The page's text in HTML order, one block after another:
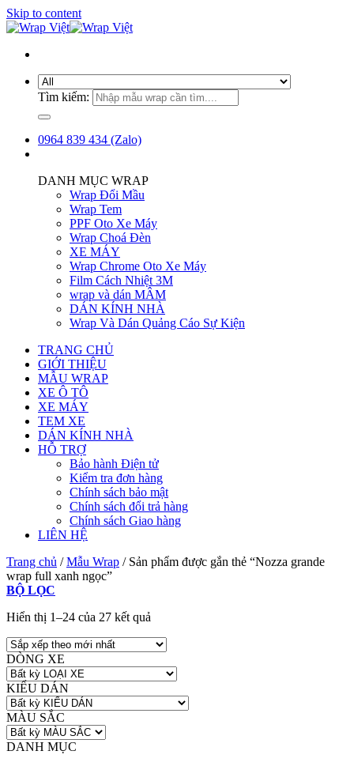
Skip to content
Tìm kiếm:
0964 839 434 (Zalo)
DANH MỤC WRAP
Wrap Đổi Mầu
Wrap Tem
PPF Oto Xe Máy
Wrap Choá Đèn
XE MÁY
Wrap Chrome Oto Xe Máy
Film Cách Nhiệt 3M
wrap và dán MÂM
DÁN KÍNH NHÀ
Wrap Và Dán Quảng Cáo Sự Kiện
TRANG CHỦ
GIỚI THIỆU
MẪU WRAP
XE Ô TÔ
XE MÁY
TEM XE
DÁN KÍNH NHÀ
HỖ TRỢ
Bảo hành Điện tử
Kiểm tra đơn hàng
Chính sách bảo mật
Chính sách đổi trả hàng
Chính sách Giao hàng
LIÊN HỆ
Trang chủ / Mẫu Wrap /Sản phẩm được gắn thẻ “Nozza grande
wrap full xanh ngọc”
BỘ LỌC
Hiển thị 1–24 của 27 kết quả
DÒNG XE
KIỂU DÁN
MÀU SẮC
DANH MỤC